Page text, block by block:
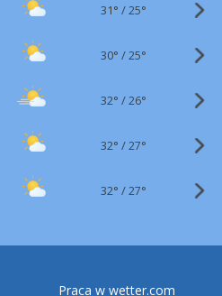
31° /25°
30° /25°
32° /26°
32° /27°
32° /27°
Praca w wetter.com